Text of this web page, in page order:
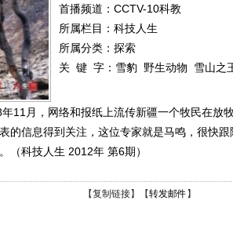
首播频道： CCTV-10科教
所属栏目： 科技人生
所属分类：探索
关 键 字： 雪豹 野生动物 雪山之
11月，网络和报纸上流传新疆一个牧民在放
的信息得到关注，这位专家就是马鸣，很快
（科技人生 2012年 第6期）
【复制链接】【转发邮件 】